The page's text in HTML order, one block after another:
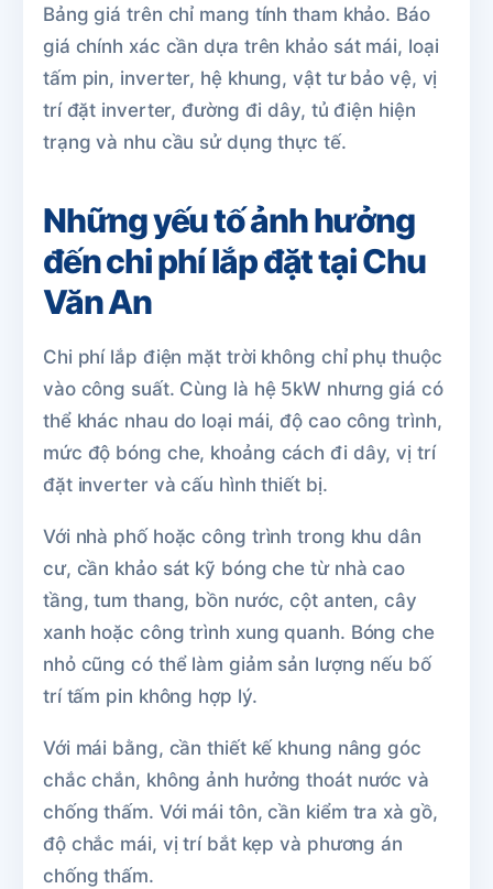
Bảng giá trên chỉ mang tính tham khảo. Báo
giá chính xác cần dựa trên khảo sát mái, loại
tấm pin, inverter, hệ khung, vật tư bảo vệ, vị
trí đặt inverter, đường đi dây, tủ điện hiện
trạng và nhu cầu sử dụng thực tế.
Những yếu tố ảnh hưởng
đến chi phí lắp đặt tại Chu
Văn An
Chi phí lắp điện mặt trời không chỉ phụ thuộc
vào công suất. Cùng là hệ 5kW nhưng giá có
thể khác nhau do loại mái, độ cao công trình,
mức độ bóng che, khoảng cách đi dây, vị trí
đặt inverter và cấu hình thiết bị.
Với nhà phố hoặc công trình trong khu dân
cư, cần khảo sát kỹ bóng che từ nhà cao
tầng, tum thang, bồn nước, cột anten, cây
xanh hoặc công trình xung quanh. Bóng che
nhỏ cũng có thể làm giảm sản lượng nếu bố
trí tấm pin không hợp lý.
Với mái bằng, cần thiết kế khung nâng góc
chắc chắn, không ảnh hưởng thoát nước và
chống thấm. Với mái tôn, cần kiểm tra xà gồ,
độ chắc mái, vị trí bắt kẹp và phương án
chống thấm.